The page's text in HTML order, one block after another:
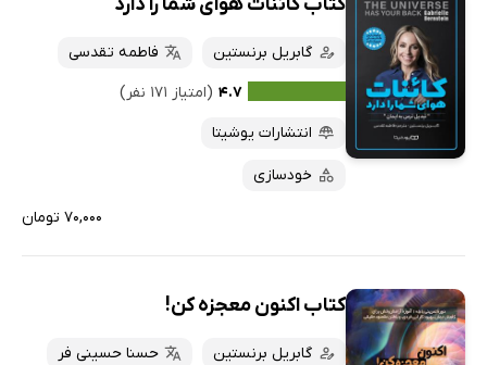
گابریل برنستین
فاطمه تقدسی
۴.۷ (امتیاز ۱۷۱ نفر)
انتشارات یوشیتا
خودسازی
۷۰,۰۰۰ تومان
کتاب اکنون معجزه کن!
گابریل برنستین
حسنا حسینی فر